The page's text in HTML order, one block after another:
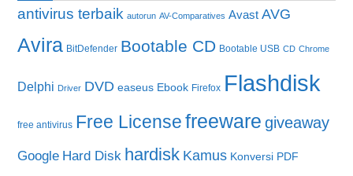
antivirus terbaik autorun AV-Comparatives Avast AVG
Avira BitDefender Bootable CD Bootable USB CD Chrome
Delphi Driver DVD easeus Ebook Firefox Flashdisk
free antivirus Free License freeware giveaway
Google Hard Disk hardisk Kamus Konversi PDF